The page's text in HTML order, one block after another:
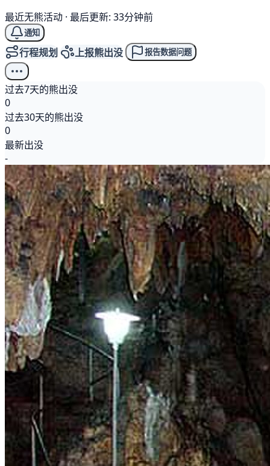
最近无熊活动 · 最后更新: 33分钟前
通知
行程规划 上报熊出没 报告数据问题
过去7天的熊出没
0
过去30天的熊出没
0
最新出没
-